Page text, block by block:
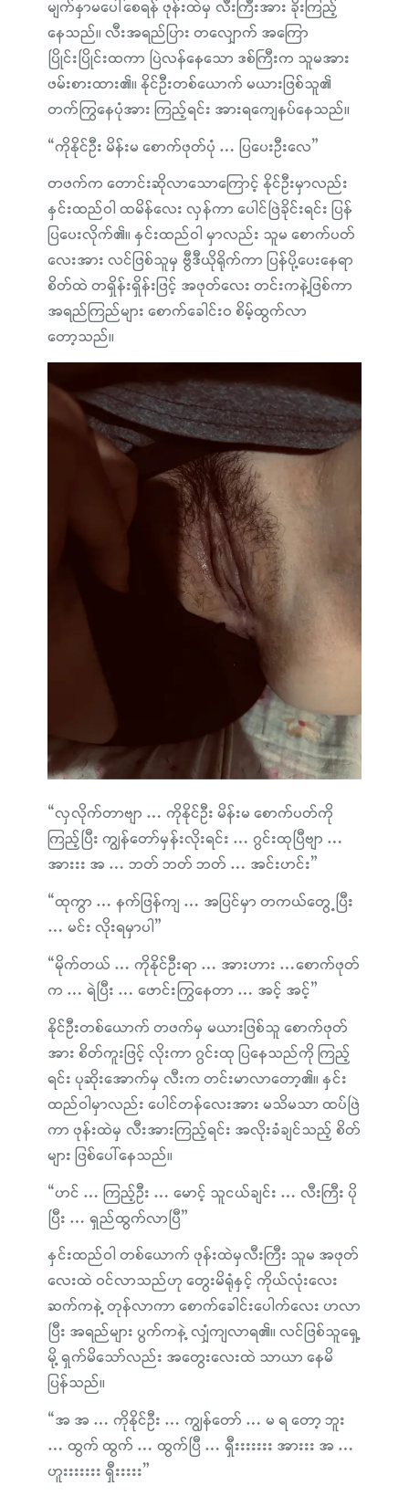
မျက်နှာမပေါ်စေရန် ဖုန်းထဲမှ လီးကြီးအား ခိုးကြည့်
နေသည်။ လီးအရည်ပြား တလျှောက် အကြော
ပြိုင်းပြိုင်းထကာ ပြဲလန်နေသော ဒစ်ကြီးက သူမအား
ဖမ်းစားထား၏။ နိုင်ဦးတစ်ယောက် မယားဖြစ်သူ၏
တက်ကြွနေပုံအား ကြည့်ရင်း အားရကျေနပ်နေသည်။
“ကိုနိုင်ဦး မိန်းမ စောက်ဖုတ်ပုံ … ပြပေးဦးလေ”
တဖက်က တောင်းဆိုလာသောကြောင့် နိုင်ဦးမှာလည်း
နှင်းထည်ဝါ ထမိန်လေး လှန်ကာ ပေါင်ဖြဲခိုင်းရင်း ပြန်
ပြပေးလိုက်၏။ နှင်းထည်ဝါ မှာလည်း သူမ စောက်ပတ်
လေးအား လင်ဖြစ်သူမှ ဗွီဒီယိုရိုက်ကာ ပြန်ပို့ပေးနေရာ
စိတ်ထဲ တရှိန်းရှိန်းဖြင့် အဖုတ်လေး တင်းကနဲ့ဖြစ်ကာ
အရည်ကြည်များ စောက်ခေါင်းဝ စိမ့်ထွက်လာ
တော့သည်။
“လှလိုက်တာဗျာ … ကိုနိုင်ဦး မိန်းမ စောက်ပတ်ကို
ကြည့်ပြီး ကျွန်တော်မှန်းလိုးရင်း … ဂွင်းထုပြီဗျာ …
အားးး အ … ဘတ် ဘတ် ဘတ် … အင်းဟင်း”
“ထုကွာ … နက်ဖြန်ကျ … အပြင်မှာ တကယ်တွေ့ပြီး
… မင်း လိုးရမှာပါ”
“မိုက်တယ် … ကိုနိုင်ဦးရာ … အားဟား …စောက်ဖုတ်
က … ရဲပြီး … ဖောင်းကြွနေတာ … အင့် အင့်”
နိုင်ဦးတစ်ယောက် တဖက်မှ မယားဖြစ်သူ စောက်ဖုတ်
အား စိတ်ကူးဖြင့် လိုးကာ ဂွင်းထု ပြနေသည်ကို ကြည့်
ရင်း ပုဆိုးအောက်မှ လီးက တင်းမာလာတော့၏။ နှင်း
ထည်ဝါမှာလည်း ပေါင်တန်လေးအား မသိမသာ ထပ်ဖြဲ
ကာ ဖုန်းထဲမှ လီးအားကြည့်ရင်း အလိုးခံချင်သည့် စိတ်
များ ဖြစ်ပေါ်နေသည်။
“ဟင် … ကြည့်ဦး … မောင့် သူငယ်ချင်း … လီးကြီး ပို
ပြီး … ရှည်ထွက်လာပြီ”
နှင်းထည်ဝါ တစ်ယောက် ဖုန်းထဲမှလီးကြီး သူမ အဖုတ်
လေးထဲ ဝင်လာသည်ဟု တွေးမိရုံနှင့် ကိုယ်လုံးလေး
ဆက်ကနဲ့ တုန်လာကာ စောက်ခေါင်းပေါက်လေး ဟလာ
ပြီး အရည်များ ပွက်ကနဲ့ လျှံကျလာရ၏။ လင်ဖြစ်သူရှေ့
မို့ ရှက်မိသော်လည်း အတွေးလေးထဲ သာယာ နေမိ
ပြန်သည်။
“အ အ … ကိုနိုင်ဦး … ကျွန်တော် … မ ရ တော့ ဘူး
… ထွက် ထွက် … ထွက်ပြီ … ရှီးးးးးးး အားးး အ …
ဟူးးးးးးး ရှီးးးးး”